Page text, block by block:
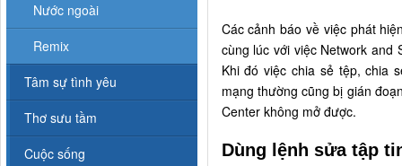
Các cảnh báo về việc phát
cùng lúc với việc Network and
Khi đó việc chia sẻ tệp, chia
mạng thường cũng bị gián
Center không mở được.
Dùng lệnh sửa tập
Nước ngoài
Remix
Tâm sự tình yêu
Thơ sưu tầm
Cuộc sống